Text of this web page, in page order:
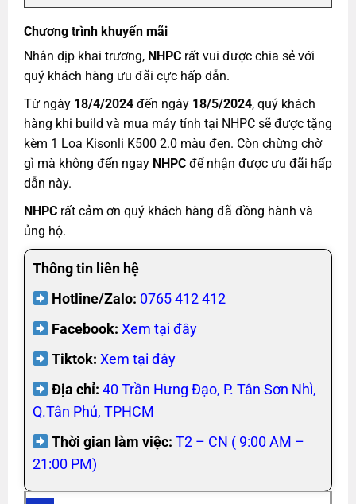
Chương trình khuyến mãi
Nhân dịp khai trương, NHPCrất vui được chia sẻ với
quý khách hàng ưu đãi cực hấp dẫn.
Từ ngày 18/4/2024 đến ngày 18/5/2024, quý khách
hàng khi build và mua máy tính tại NHPC sẽ được tặng
kèm 1 Loa Kisonli K500 2.0 màu đen. Còn chừng chờ
gì mà không đến ngay NHPCđể nhận được ưu đãi hấp
dẫn này.
NHPCrất cảm ơn quý khách hàng đã đồng hành và
ủng hộ.
Thông tin liên hệ
Hotline/Zalo: 0765 412 412
Facebook: Xem tại đây
Tiktok: Xem tại đây
Địa chỉ: 40 Trần Hưng Đạo, P. Tân Sơn Nhì,
Q.Tân Phú, TPHCM
Thời gian làm việc: T2 – CN ( 9:00 AM –
21:00 PM)